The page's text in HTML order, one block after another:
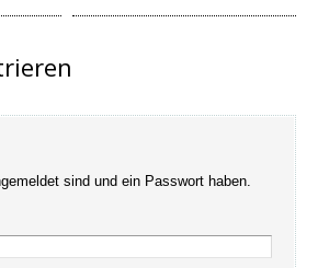
sind und ein Passwort haben.